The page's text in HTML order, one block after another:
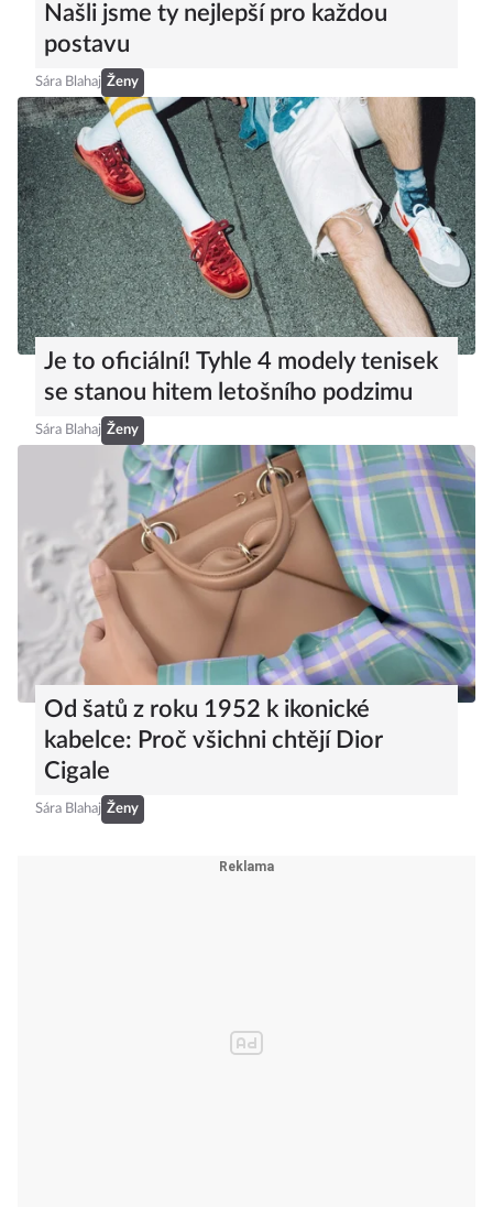
Našli jsme ty nejlepší pro každou
postavu
Sára Blahaj Ženy
Je to oficiální! Tyhle 4 modely tenisek
se stanou hitem letošního podzimu
Sára Blahaj Ženy
Od šatů z roku 1952 k ikonické
kabelce: Proč všichni chtějí Dior
Cigale
Ženy